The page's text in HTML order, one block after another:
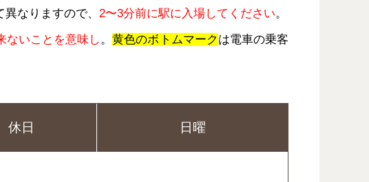
なりますので、 2〜3分前に駅に入場してください。
ないことを意味し。黄色のボトムマーク は電車の乗客
休日 日曜